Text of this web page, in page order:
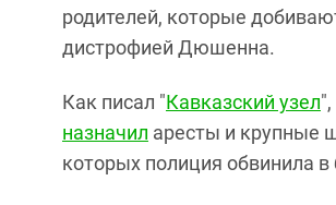
родителей, которые
дистрофией Дюшенна.
Как писал "Кавказский узел
назначил аресты и крупные
которых полиция обвинила